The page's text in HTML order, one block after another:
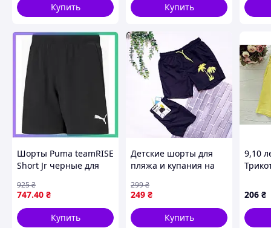
Умная резинка:
Она адаптируется под твои
подтянется. Вырос на пару сантиметров? Шорты
дискомфорта в области талии! 🎗️🎈
Міцний денім:Мы используем хлопок высокой
сохраняет форму. Потертости добавляют модели
Цвет - Светло-синий:Для тех, кто любит
гарантирует, что ничего не будет натирать.
📍Доступные размеры:
152 158 (164 170 176 - продано!)
Купить
Купить
Шорты Puma teamRISE
Short Jr черные для
детские спортивные
шорты SKU_704943-04
747.40 ₴
925₴
Купить
Детские шорты для
пляжа и купания на
р.122-128, 6-8 лет
249 ₴
299₴
Купить
9,10
28007
206 ₴